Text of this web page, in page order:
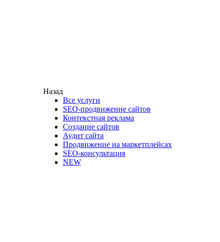
Назад
Все услуги
SEO-продвижение сайтов
Контекстная реклама
Создание сайтов
Аудит сайта
Продвижение на маркетплейсах
SEO-консультация
NEW